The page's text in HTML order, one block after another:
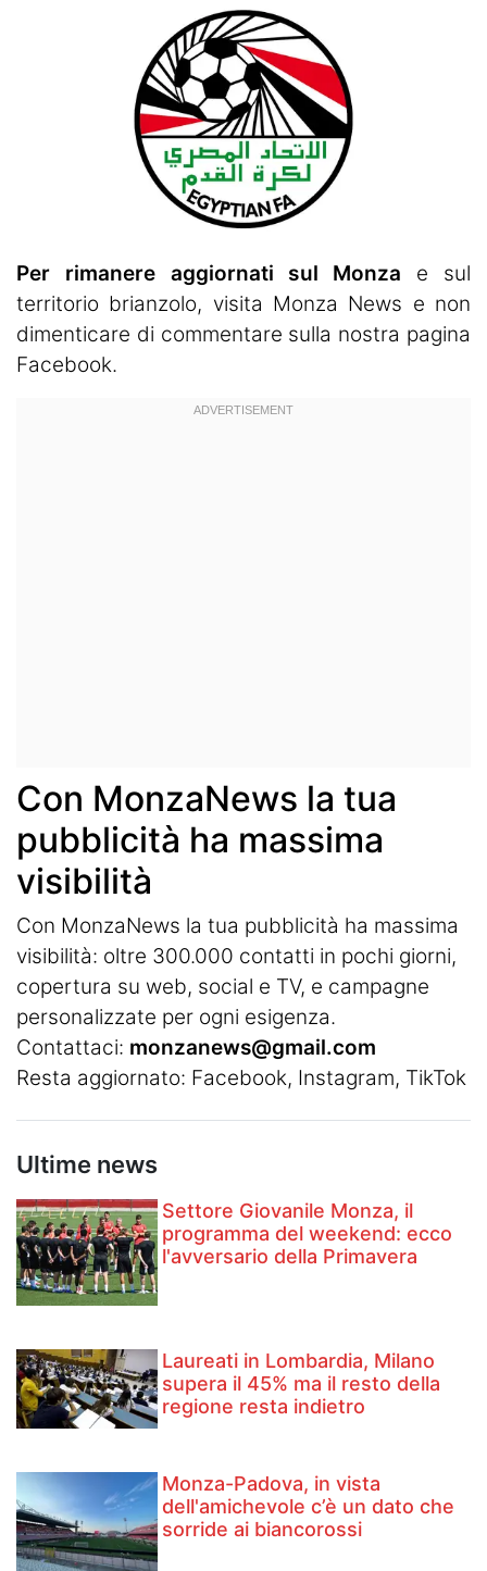
Per rimanere aggiornati sul Monza e sul
territorio brianzolo, visita Monza News e non
dimenticare di commentare sulla nostra pagina
Facebook.
Con MonzaNews la tua
pubblicità ha massima
visibilità
Con MonzaNews la tua pubblicità ha massima
visibilità: oltre 300.000 contatti in pochi giorni,
copertura su web, social e TV, e campagne
personalizzate per ogni esigenza.
Contattaci: monzanews@gmail.com
Resta aggiornato: Facebook, Instagram, TikTok
Ultime news
Settore Giovanile Monza, il
programma del weekend: ecco
l'avversario della Primavera
Laureati in Lombardia, Milano
supera il 45% ma il resto della
regione resta indietro
Monza-Padova, in vista
dell'amichevole c’è un dato che
sorride ai biancorossi